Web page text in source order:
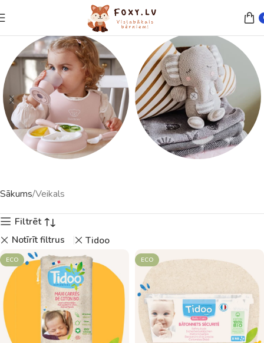
23 preces
Sākums Veikals
Filtrēt
Notīrīt filtrus Tidoo
ECO ECO